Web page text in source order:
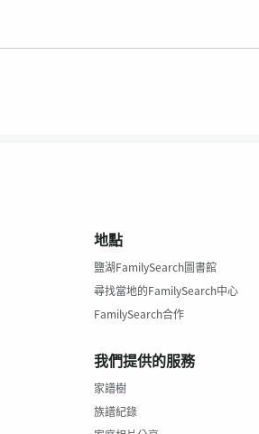
地點
鹽湖FamilySearch圖書館
尋找當地的FamilySearch中心
FamilySearch合作
我們提供的服務
家譜樹
族譜紀錄